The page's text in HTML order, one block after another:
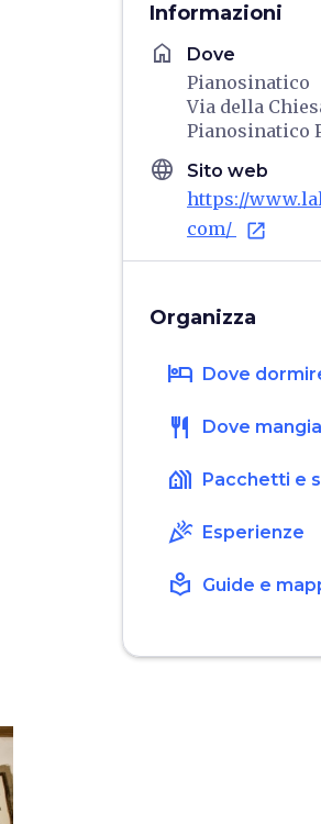
Informazioni
home Dove
Pianosinatico
Via della
Pianosinatico
language Sito web
https://
com/
open_in_new
Organizza
hotel Dove
restaurant Dove
holiday_village Pacchetti e
celebration Esperienze
local_library Guide e